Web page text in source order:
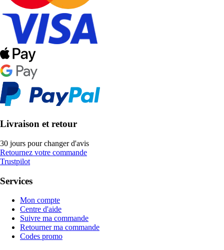
Livraison et retour
30 jours pour changer d'avis
Retournez votre commande
Trustpilot
Services
Mon compte
Centre d'aide
Suivre ma commande
Retourner ma commande
Codes promo